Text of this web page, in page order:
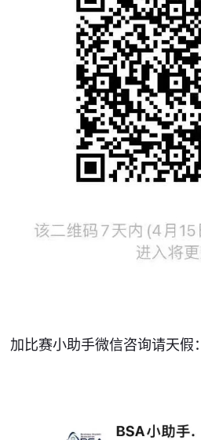
加比赛小助手微信咨询请天假：